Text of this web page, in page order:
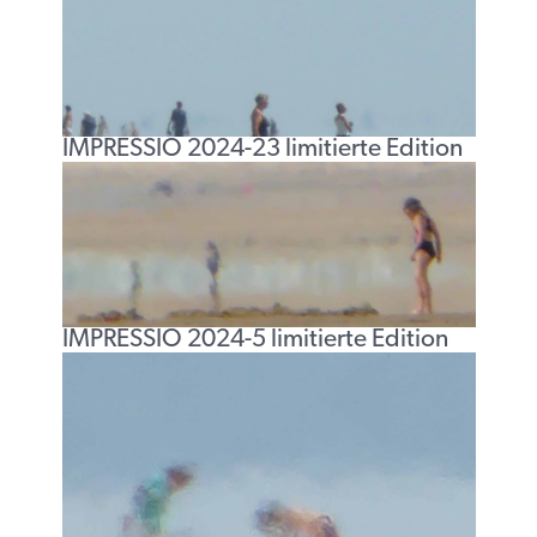
IMPRESSIO 2024-23 limitierte Edition
IMPRESSIO 2024-5 limitierte Edition